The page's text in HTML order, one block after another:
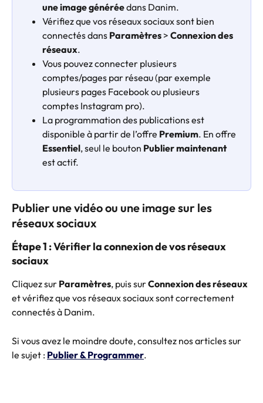
une image générée dans Danim.
Vérifiez que vos réseaux sociaux sont bien
connectés dans Paramètres > Connexion des
réseaux.
Vous pouvez connecter plusieurs
comptes/pages par réseau (par exemple
plusieurs pages Facebook ou plusieurs
comptes Instagram pro).
La programmation des publications est
disponible à partir de l’offre Premium. En offre
Essentiel, seul le bouton Publier maintenant
est actif.
Publier une vidéo ou une image sur les
réseaux sociaux
Étape 1 : Vérifier la connexion de vos réseaux
sociaux
Cliquez sur Paramètres, puis sur Connexion des réseaux
et vérifiez que vos réseaux sociaux sont correctement
connectés à Danim.
Si vous avez le moindre doute, consultez nos articles sur
le sujet : Publier & Programmer.